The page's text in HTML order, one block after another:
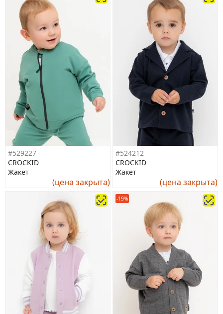
#529227
CROCKID
Жакет
(цена закрыта)
#524212
CROCKID
Жакет
(цена закрыта)
-19%